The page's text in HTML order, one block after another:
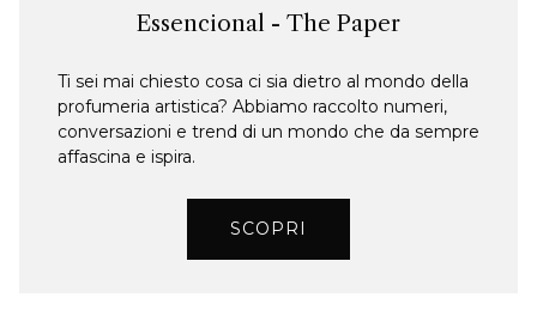
Essencional - The Paper
Ti sei mai chiesto cosa ci sia dietro al mondo della
profumeria artistica? Abbiamo raccolto numeri,
conversazioni e trend di un mondo che da sempre
affascina e ispira.
SCOPRI